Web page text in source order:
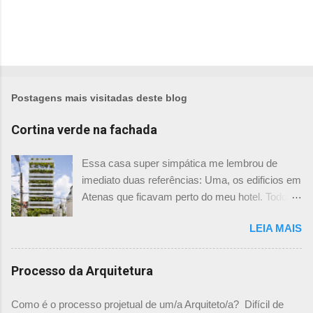
Postagens mais visitadas deste blog
Cortina verde na fachada
Essa casa super simpática me lembrou de
imediato duas referências: Uma, os edificios em
Atenas que ficavam perto do meu hotel. Todos
ficassem tão simpáticos! Mas olhando com
mais foco, me veio a segunda referência. Na
verdade as fachadas da frente e fundos são
como segundas peles, floreiras que criam um
LEIA MAIS
Processo da Arquitetura
Como é o processo projetual de um/a Arquiteto/a? Difícil de